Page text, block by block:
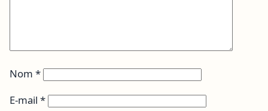
Nom *
E-mail *